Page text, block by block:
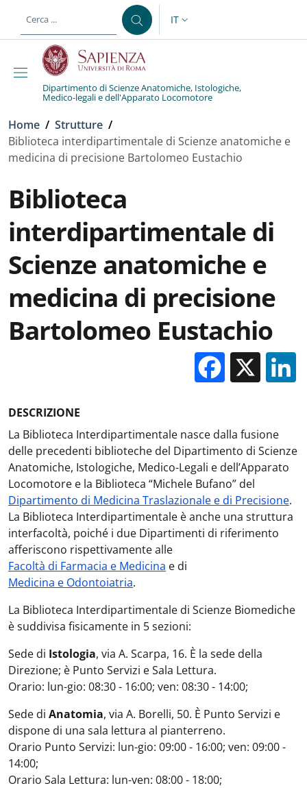
al contenuto principale
SELETTORE LINGUA:
IT
Dipartimento di Scienze Anatomiche, Istologiche,
Medico-legali e dell'Apparato Locomotore
Briciole di pane
Home / Strutture /
Biblioteca interdipartimentale di Scienze anatomiche e
medicina di precisione Bartolomeo Eustachio
Biblioteca
interdipartimentale di
Scienze anatomiche e
medicina di precisione
Bartolomeo Eustachio
X
DESCRIZIONE
La Biblioteca Interdipartimentale nasce dalla fusione
delle precedenti biblioteche del Dipartimento di Scienze
Anatomiche, Istologiche, Medico-Legali e dell’Apparato
Locomotore e la Biblioteca “Michele Bufano” del
Dipartimento di Medicina Traslazionale e di Precisione.
La Biblioteca Interdipartimentale è anche una struttura
interfacoltà, poiché i due Dipartimenti di riferimento
afferiscono rispettivamente alle
Facoltà di Farmacia e Medicina e di
Medicina e Odontoiatria.
La Biblioteca Interdipartimentale di Scienze Biomediche
è suddivisa fisicamente in 5 sezioni:
Sede di Istologia, via A. Scarpa, 16. È la sede della
Direzione; è Punto Servizi e Sala Lettura.
Orario: lun-gio: 08:30 - 16:00; ven: 08:30 - 14:00;
Sede di Anatomia, via A. Borelli, 50. È Punto Servizi e
dispone di una sala lettura al pianterreno.
Orario Punto Servizi: lun-gio: 09:00 - 16:00; ven: 09:00 -
14:00;
Orario Sala Lettura: lun-ven: 08:00 - 18:00;